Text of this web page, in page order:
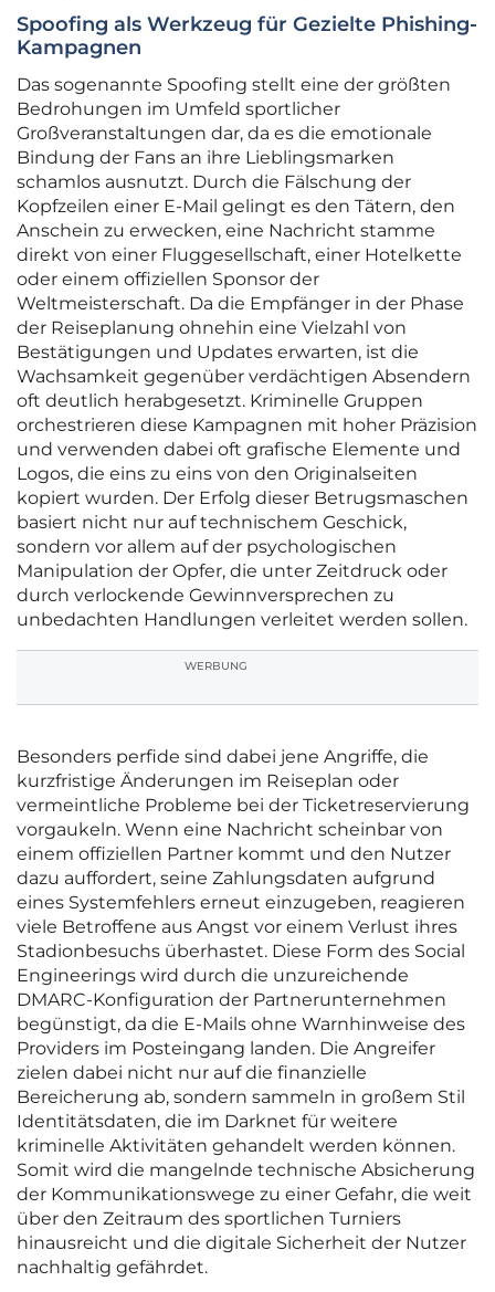
Spoofing als Werkzeug für Gezielte Phishing-
Kampagnen
Das sogenannte Spoofing stellt eine der größten
Bedrohungen im Umfeld sportlicher
Großveranstaltungen dar, da es die emotionale
Bindung der Fans an ihre Lieblingsmarken
schamlos ausnutzt. Durch die Fälschung der
Kopfzeilen einer E-Mail gelingt es den Tätern, den
Anschein zu erwecken, eine Nachricht stamme
direkt von einer Fluggesellschaft, einer Hotelkette
oder einem offiziellen Sponsor der
Weltmeisterschaft. Da die Empfänger in der Phase
der Reiseplanung ohnehin eine Vielzahl von
Bestätigungen und Updates erwarten, ist die
Wachsamkeit gegenüber verdächtigen Absendern
oft deutlich herabgesetzt. Kriminelle Gruppen
orchestrieren diese Kampagnen mit hoher Präzision
und verwenden dabei oft grafische Elemente und
Logos, die eins zu eins von den Originalseiten
kopiert wurden. Der Erfolg dieser Betrugsmaschen
basiert nicht nur auf technischem Geschick,
sondern vor allem auf der psychologischen
Manipulation der Opfer, die unter Zeitdruck oder
durch verlockende Gewinnversprechen zu
unbedachten Handlungen verleitet werden sollen.
WERBUNG
Besonders perfide sind dabei jene Angriffe, die
kurzfristige Änderungen im Reiseplan oder
vermeintliche Probleme bei der Ticketreservierung
vorgaukeln. Wenn eine Nachricht scheinbar von
einem offiziellen Partner kommt und den Nutzer
dazu auffordert, seine Zahlungsdaten aufgrund
eines Systemfehlers erneut einzugeben, reagieren
viele Betroffene aus Angst vor einem Verlust ihres
Stadionbesuchs überhastet. Diese Form des Social
Engineerings wird durch die unzureichende
DMARC-Konfiguration der Partnerunternehmen
begünstigt, da die E-Mails ohne Warnhinweise des
Providers im Posteingang landen. Die Angreifer
zielen dabei nicht nur auf die finanzielle
Bereicherung ab, sondern sammeln in großem Stil
Identitätsdaten, die im Darknet für weitere
kriminelle Aktivitäten gehandelt werden können.
Somit wird die mangelnde technische Absicherung
der Kommunikationswege zu einer Gefahr, die weit
über den Zeitraum des sportlichen Turniers
hinausreicht und die digitale Sicherheit der Nutzer
nachhaltig gefährdet.